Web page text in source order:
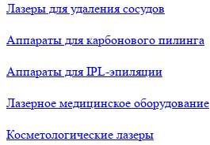
Лазеры для удаления сосудов
Аппараты для карбонового пилинга
Аппараты для IPL-эпиляции
Лазерное медицинское оборудование
Косметологические лазеры